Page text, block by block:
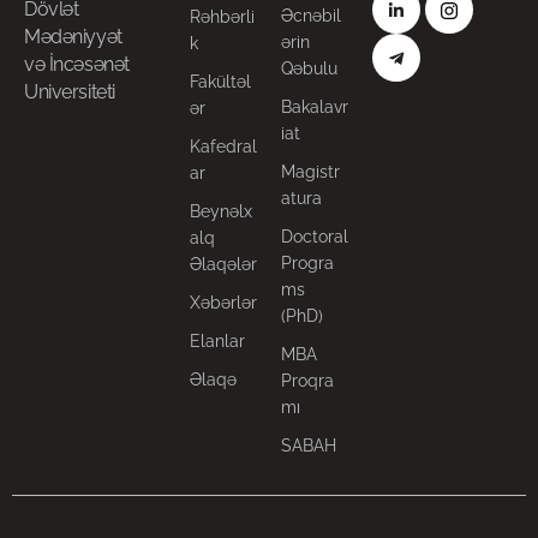
Dövlət
Mədəniyyət
və İncəsənət
Universiteti
Rəhbərli
k
Fakültəl
ər
Kafedral
ar
Beynəlx
alq
Əlaqələr
Xəbərlər
Elanlar
Əlaqə
Əcnəbil
ərin
Qəbulu
Bakalavr
iat
Magistr
atura
Doctoral
Progra
ms
(PhD)
MBA
Proqra
mı
SABAH